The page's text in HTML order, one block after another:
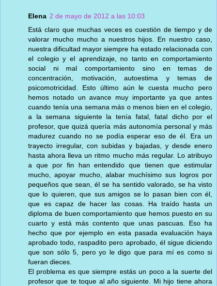
Elena 2 de mayo de 2012 a las 10:03
Está claro que muchas veces es cuestión de tiempo y de
valorar mucho mucho a nuestros hijos. En nuestro caso,
nuestra dificultad mayor siempre ha estado relacionada con
el colegio y el aprendizaje, no tanto en comportamiento
social ni mal comportamiento sino en temas de
concentración, motivación, autoestima y temas de
psicomotricidad. Esto último aún le cuesta mucho pero
hemos notado un avance muy importante ya que antes
cuando tenía una semana más o menos bien en el colegio,
a la semana siguiente la tenía fatal, fatal dicho por el
profesor, que quizá quería más autonomía personal y más
madurez cuando no se podía esperar eso de él. Era un
trayecto irregular, con subidas y bajadas, y desde enero
hasta ahora lleva un ritmo mucho más regular. Lo atribuyo
a que por fin han entendido que tienen que estimular
mucho, apoyar mucho, alabar muchísimo sus logros por
pequeños que sean, él se ha sentido valorado, se ha visto
que lo quieren, que sus amigos se lo pasan bien con él,
que es capaz de hacer las cosas. Ha traído hasta un
diploma de buen comportamiento que hemos puesto en su
cuarto y está más contento que unas pascuas. Eso ha
hecho que por ejemplo en esta pasada evaluación haya
aprobado todo, raspadito pero aprobado, él sigue diciendo
que son sólo 5, pero yo le digo que para mí es como si
fueran dieces.
El problema es que siempre estás un poco a la suerte del
profesor que te toque al año siguiente. Mi hijo tiene ahora